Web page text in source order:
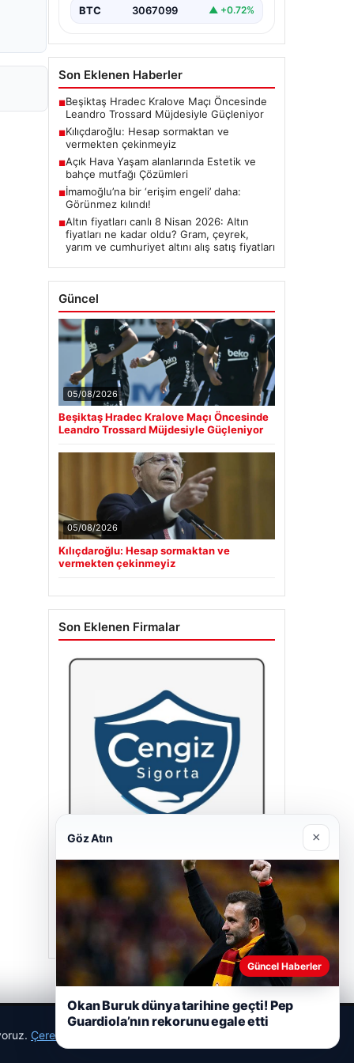
BTC 3067099 ▲ +0.72%
Son Eklenen Haberler
■Beşiktaş Hradec Kralove Maçı Öncesinde
Leandro Trossard Müjdesiyle Güçleniyor
■Kılıçdaroğlu: Hesap sormaktan ve
vermekten çekinmeyiz
■Açık Hava Yaşam alanlarında Estetik ve
bahçe mutfağı Çözümleri
■İmamoğlu’na bir ‘erişim engeli’ daha:
Görünmez kılındı!
■Altın fiyatları canlı 8 Nisan 2026: Altın
fiyatları ne kadar oldu? Gram, çeyrek,
yarım ve cumhuriyet altını alış satış fiyatları
Güncel
05/08/2026
Beşiktaş Hradec Kralove Maçı Öncesinde
Leandro Trossard Müjdesiyle Güçleniyor
05/08/2026
Kılıçdaroğlu: Hesap sormaktan ve
vermekten çekinmeyiz
Son Eklenen Firmalar
Cengiz Sigorta
23/06/2026
Çerez Politikamız
Göz Atın ×
Güncel Haberler
Okan Buruk dünya tarihine geçti! Pep
Guardiola’nın rekorunu egale etti